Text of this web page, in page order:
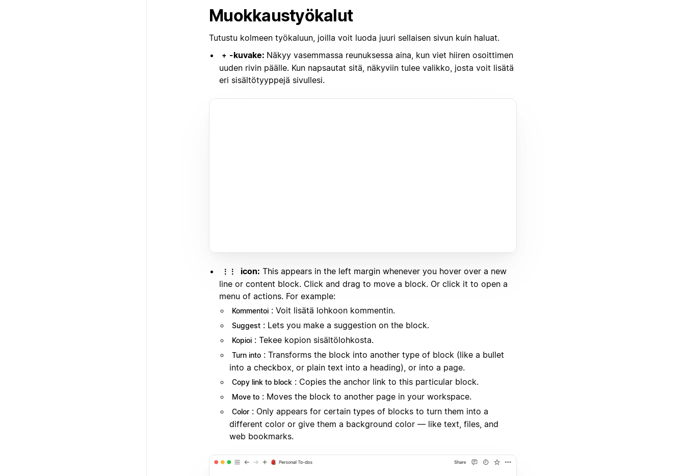
Muokkaustyökalut
Tutustu kolmeen työkaluun, joilla voit luoda juuri sellaisen sivun kuin haluat.
+ -kuvake: Näkyy vasemmassa reunuksessa aina, kun viet hiiren osoittimen
uuden rivin päälle. Kun napsautat sitä, näkyviin tulee valikko, josta voit lisätä
eri sisältötyyppejä sivullesi.
⋮⋮ icon: This appears in the left margin whenever you hover over a new
line or content block. Click and drag to move a block. Or click it to open a
menu of actions. For example:
Kommentoi : Voit lisätä lohkoon kommentin.
Suggest : Lets you make a suggestion on the block.
Kopioi : Tekee kopion sisältölohkosta.
Turn into : Transforms the block into another type of block (like a bullet
into a checkbox, or plain text into a heading), or into a page.
Copy link to block : Copies the anchor link to this particular block.
Move to : Moves the block to another page in your workspace.
Color : Only appears for certain types of blocks to turn them into a
different color or give them a background color — like text, files, and
web bookmarks.